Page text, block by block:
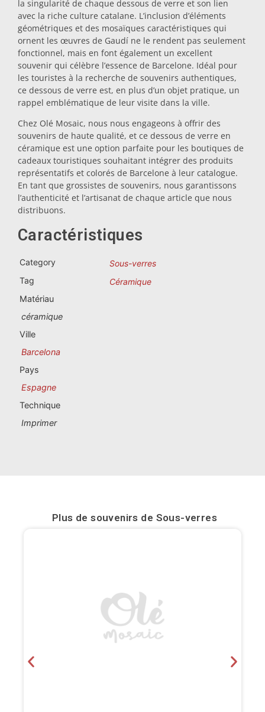
Verres à shot
Souvenirs par ville
Souvenirs d'Espagne
Souvenirs du Portugal
Alicante
Ávila
Badajoz
Barcelona
Cadiz
la singularité de chaque dessous de verre et son lien
avec la riche culture catalane. L’inclusion d’éléments
géométriques et des mosaïques caractéristiques qui
ornent les œuvres de Gaudí ne le rendent pas seulement
fonctionnel, mais en font également un excellent
souvenir qui célèbre l’essence de Barcelone. Idéal pour
les touristes à la recherche de souvenirs authentiques,
ce dessous de verre est, en plus d’un objet pratique, un
rappel emblématique de leur visite dans la ville.
Chez Olé Mosaic, nous nous engageons à offrir des
souvenirs de haute qualité, et ce dessous de verre en
céramique est une option parfaite pour les boutiques de
cadeaux touristiques souhaitant intégrer des produits
représentatifs et colorés de Barcelone à leur catalogue.
En tant que grossistes de souvenirs, nous garantissons
l’authenticité et l’artisanat de chaque article que nous
distribuons.
Caractéristiques
Category
Sous-verres
Tag
Céramique
Matériau
céramique
Ville
Barcelona
Pays
Espagne
Technique
Imprimer
Plus de souvenirs de Sous-verres